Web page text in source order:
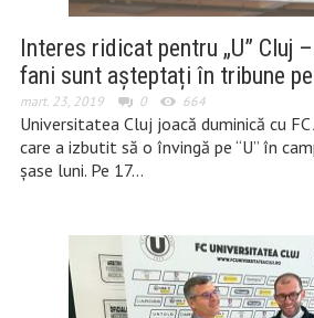
Interes ridicat pentru „U” Cluj
fani sunt așteptați în tribune
mart. 23, 2019 0 664
Universitatea Cluj joacă duminică cu
care a izbutit să o învingă pe “U” în
șase luni. Pe 17…